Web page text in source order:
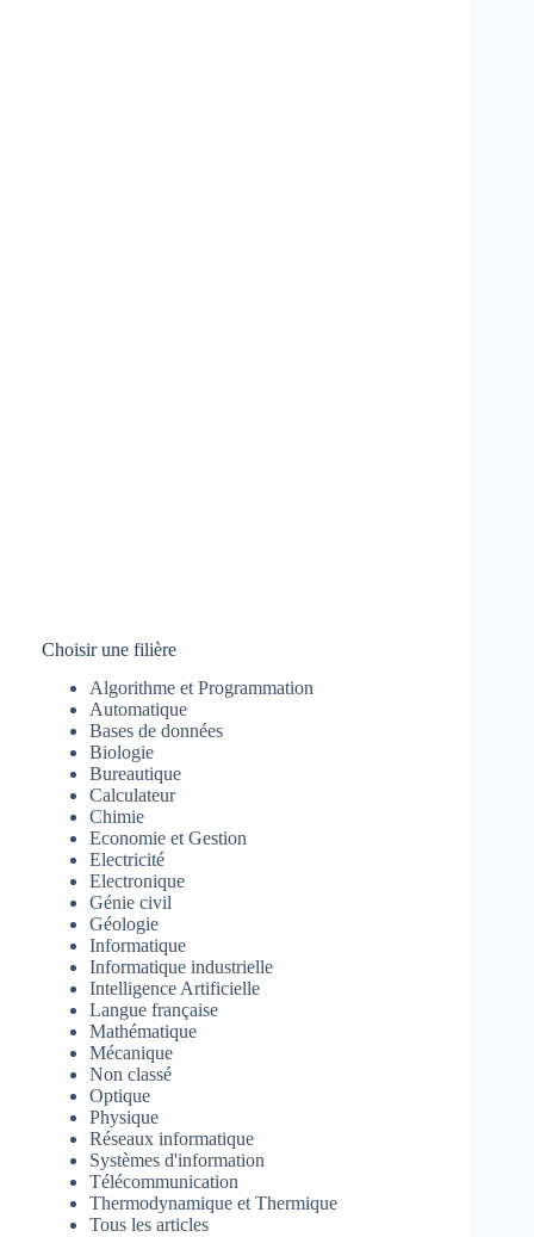
Choisir une filière
Algorithme et Programmation
Automatique
Bases de données
Biologie
Bureautique
Calculateur
Chimie
Economie et Gestion
Electricité
Electronique
Génie civil
Géologie
Informatique
Informatique industrielle
Intelligence Artificielle
Langue française
Mathématique
Mécanique
Non classé
Optique
Physique
Réseaux informatique
Systèmes d'information
Télécommunication
Thermodynamique et Thermique
Tous les articles